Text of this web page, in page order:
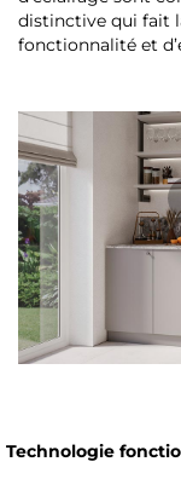
distinctive qui fait
fonctionnalité et
Technologie